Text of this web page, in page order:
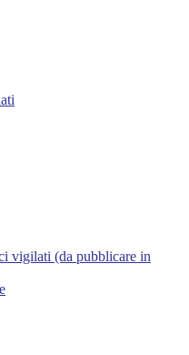
vigilati (da pubblicare in